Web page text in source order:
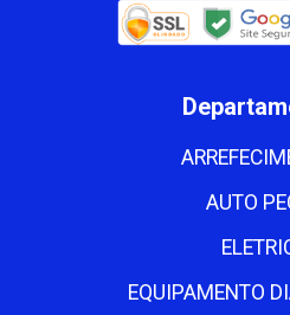
AUTO
EQUIPAMENTO